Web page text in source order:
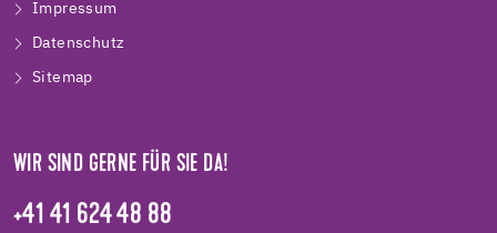
Impressum
Datenschutz
Sitemap
WIR SIND GERNE FÜR SIE DA!
+41 41 624 48 88